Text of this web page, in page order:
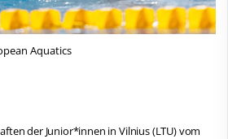
Aquatics
der Junior*innen in Vilnius (LTU) vom